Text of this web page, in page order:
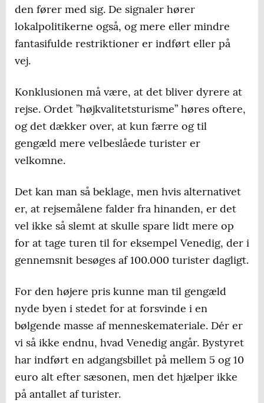
den fører med sig. De signaler hører
lokalpolitikerne også, og mere eller mindre
fantasifulde restriktioner er indført eller på
vej.
Konklusionen må være, at det bliver dyrere at
rejse. Ordet ”højkvalitetsturisme” høres oftere,
og det dækker over, at kun færre og til
gengæld mere velbeslåede turister er
velkomne.
Det kan man så beklage, men hvis alternativet
er, at rejsemålene falder fra hinanden, er det
vel ikke så slemt at skulle spare lidt mere op
for at tage turen til for eksempel Venedig, der i
gennemsnit besøges af 100.000 turister dagligt.
For den højere pris kunne man til gengæld
nyde byen i stedet for at forsvinde i en
bølgende masse af menneskemateriale. Dér er
vi så ikke endnu, hvad Venedig angår. Bystyret
har indført en adgangsbillet på mellem 5 og 10
euro alt efter sæsonen, men det hjælper ikke
på antallet af turister.